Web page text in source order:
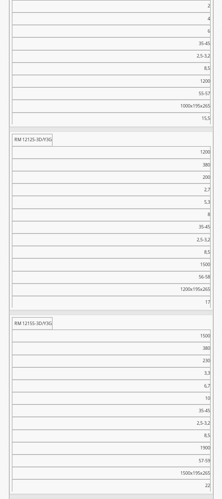
2
4
6
35-45
2,5-3,2
8,5
1200
55-57
1000x195x265
15,5
RM 1212S-3D/Y3G
1200
380
200
2,7
5,3
8
35-45
2,5-3,2
8,5
1500
56-58
1200x195x265
17
RM 1215S-3D/Y3G
1500
380
230
3,3
6,7
10
35-45
2,5-3,2
8,5
1900
57-59
1500x195x265
22